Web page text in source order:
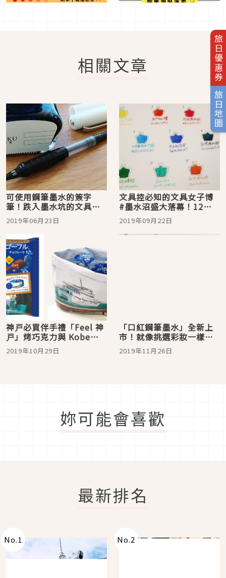
旅日優惠券
旅日地圖
相關文章
可使用鋼筆墨水的簽字
筆！跌入墨水坑的文具控
必買
2019年06月23日
文具控必知的文具女子博
#墨水沼盛大落幕！12月
的「文具浪漫」展也一定
要去！
2019年09月22日
神戸必買伴手禮「Feel 神
戸」烤巧克力與 Kobe
INK物語鋼筆墨水的跨界合
作
2019年10月29日
「口紅鋼筆墨水」全新上
市！就像挑選彩妝一樣令
人怦然心動
2019年11月26日
妳可能會喜歡
最新排名
No.1 No.2